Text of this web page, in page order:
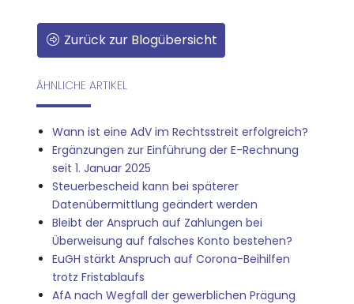
Zurück zur Blogübersicht
ÄHNLICHE ARTIKEL
Wann ist eine AdV im Rechtsstreit erfolgreich?
Ergänzungen zur Einführung der E-Rechnung
seit 1. Januar 2025
Steuerbescheid kann bei späterer
Datenübermittlung geändert werden
Bleibt der Anspruch auf Zahlungen bei
Überweisung auf falsches Konto bestehen?
EuGH stärkt Anspruch auf Corona-Beihilfen
trotz Fristablaufs
AfA nach Wegfall der gewerblichen Prägung